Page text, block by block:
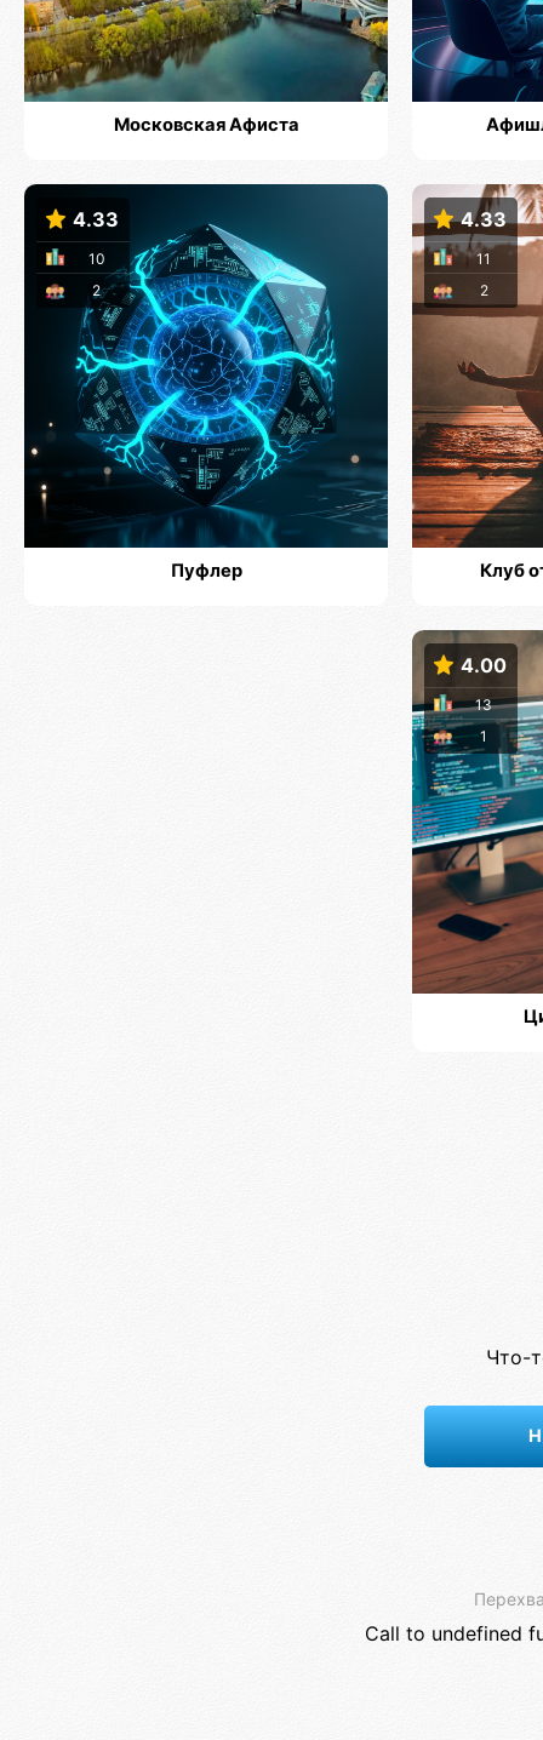
Московская Афиста
4.33
2
10
Пуфлер
4.33
2
11
Клуб
4.00
1
13
Что-
Call to undefined